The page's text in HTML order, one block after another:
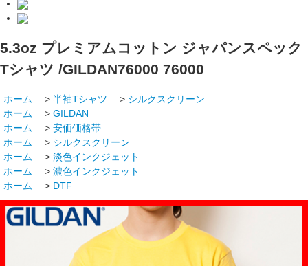
5.3oz プレミアムコットン ジャパンスペック
Tシャツ /GILDAN76000 76000
ホーム > 半袖Tシャツ > シルクスクリーン
ホーム
> GILDAN
ホーム
> 安価価格帯
ホーム
> シルクスクリーン
ホーム
> 淡色インクジェット
ホーム
> 濃色インクジェット
ホーム
> DTF